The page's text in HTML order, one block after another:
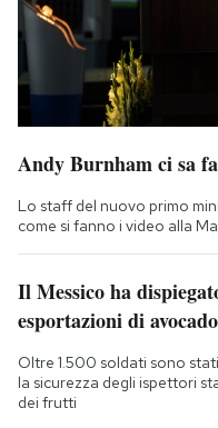
Andy Burnham ci sa
Lo staff del nuovo primo
come si fanno i video alla
Il Messico ha
esportazioni di avocado
Oltre 1.500 soldati sono
la sicurezza degli ispettori
dei frutti